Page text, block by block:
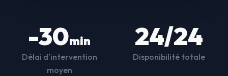
-30min
Délai d'intervention
moyen
24/24
Disponibilité totale